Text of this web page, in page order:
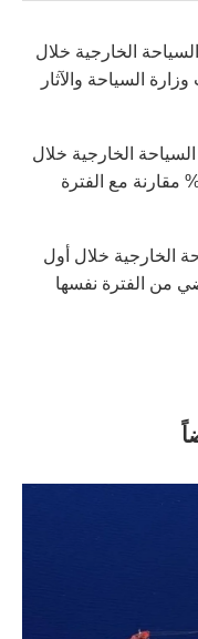
الخارجية خلال
وفقا لبيانات وزارة السياحة والآثار
السياحة الخارجية خلال
شهرين من العام الحالي بنسبة 7.4% مقارنة مع الفترة
السياحة الخارجية خلال أول
من الفترة نفسها